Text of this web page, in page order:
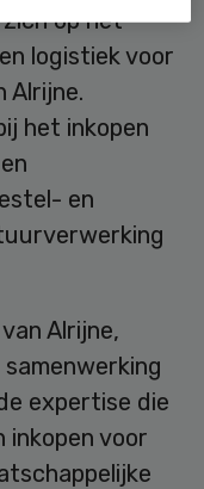
op het
logistiek voor
Alrijne.
het inkopen
en
Alrijne,
expertise die
inkopen voor